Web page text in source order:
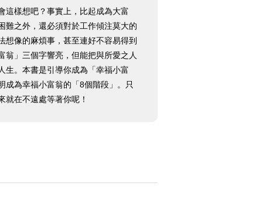
這樣想吧？事實上，比起成為大富
難之外，還必須對於工作傾注莫大的
想像的麻煩事，甚至連好不容易得到
翁」三個字響亮，但能把與所愛之人
生。本書是引導你成為「幸福小富
成為幸福小富翁的「8個階段」。只
在不遠處等著你呢！